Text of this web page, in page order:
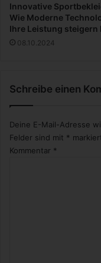
u
s
w
e
Innovative
Wie Moderne
Ihre Leistung steigern
08.10.2024
Schreibe einen
Deine E-Mail-Adresse
Felder sind mit *
Kommentar *